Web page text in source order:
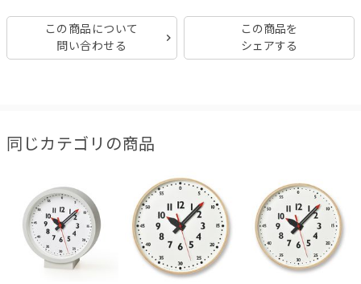
この商品について
問い合わせる
この商品を
シェアする
同じカテゴリの商品